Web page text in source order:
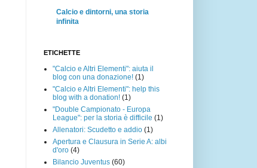
Calcio e dintorni, una storia
infinita
ETICHETTE
"Calcio e Altri Elementi": aiuta il
blog con una donazione! (1)
"Calcio e Altri Elementi": help this
blog with a donation! (1)
"Double Campionato - Europa
League": per la storia è difficile (1)
Allenatori: Scudetto e addio (1)
Apertura e Clausura in Serie A: albi
d'oro (4)
Bilancio Juventus (60)